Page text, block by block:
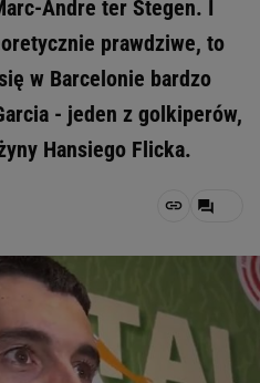
Andre ter Stegen. I
prawdziwe, to
w Barcelonie bardzo
- jeden z golkiperów,
Hansiego Flicka.